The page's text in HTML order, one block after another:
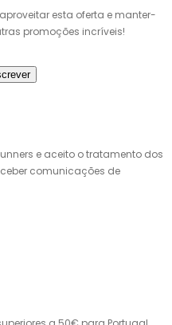
esta oferta e manter-
promoções incríveis!
e aceito o tratamento dos
comunicações de